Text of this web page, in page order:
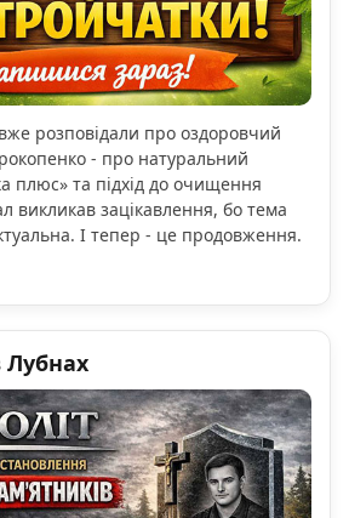
розповідали про оздоровчий
- про натуральний
плюс» та підхід до очищення
викликав зацікавлення, бо тема
І тепер - це продовження.